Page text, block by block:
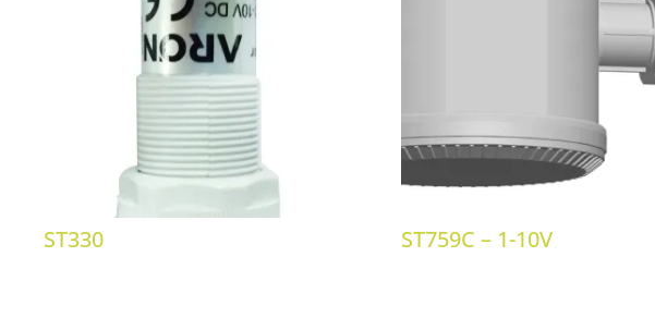
ST330 ST759C – 1-10V